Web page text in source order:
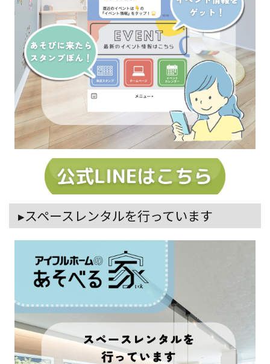
▸スペースレンタルを行っています